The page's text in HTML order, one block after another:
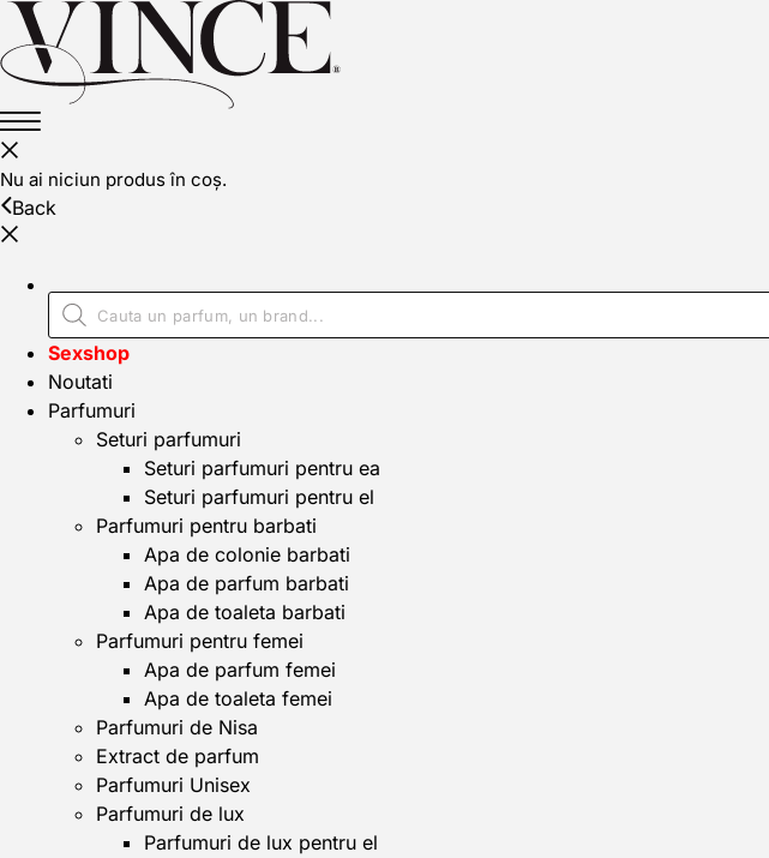
Nu ai niciun produs în coș.
Back
Sexshop
Noutati
Parfumuri
Seturi parfumuri
Seturi parfumuri pentru ea
Seturi parfumuri pentru el
Parfumuri pentru barbati
Apa de colonie barbati
Apa de parfum barbati
Apa de toaleta barbati
Parfumuri pentru femei
Apa de parfum femei
Apa de toaleta femei
Parfumuri de Nisa
Extract de parfum
Parfumuri Unisex
Parfumuri de lux
Parfumuri de lux pentru el